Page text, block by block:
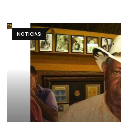
NOTICIAS